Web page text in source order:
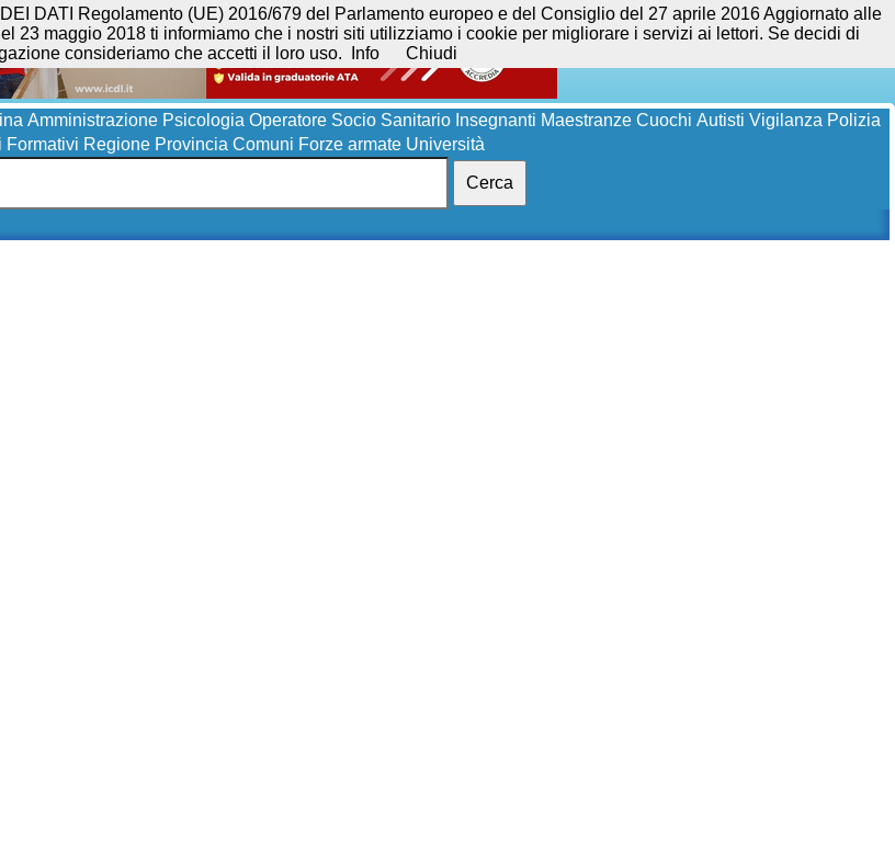
Amministrazione Psicologia Operatore Socio Sanitario Insegnanti Maestranze Cuochi Autisti Vigilanza Polizia
Formativi Regione Provincia Comuni Forze armate Università
Cerca
DATI Regolamento (UE) 2016/679 del Parlamento europeo e del Consiglio del 27 aprile 2016 Aggiornato alle
23 maggio 2018 ti informiamo che i nostri siti utilizziamo i cookie per migliorare i servizi ai lettori. Se decidi di
consideriamo che accetti il loro uso.
Info Chiudi